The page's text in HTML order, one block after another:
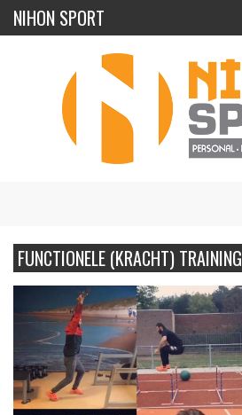
NIHON SPORT
FUNCTIONELE (KRACHT) TRAINING